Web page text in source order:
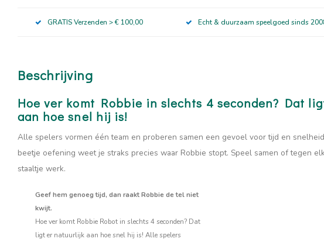
GRATIS Verzenden > € 100,00 Echt & duurzaam speelgoed sinds
Beschrijving
Hoe ver komt Robbie in slechts 4 seconden? Dat
aan hoe snel hij is!
Alle spelers vormen één team en proberen samen een gevoel voor tijd en
beetje oefening weet je straks precies waar Robbie stopt. Speel samen of tegen
staaltje werk.
Geef hem genoeg tijd, dan raakt Robbie de tel niet
kwijt.
Hoe ver komt Robbie Robot in slechts 4 seconden? Dat
ligt er natuurlijk aan hoe snel hij is! Alle spelers